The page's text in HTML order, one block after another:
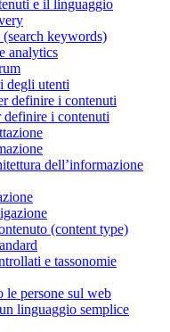
e il linguaggio
keywords)
analytics
degli utenti
definire i contenuti
definire i contenuti
dell’informazione
(content type)
e tassonomie
le persone sul web
linguaggio semplice